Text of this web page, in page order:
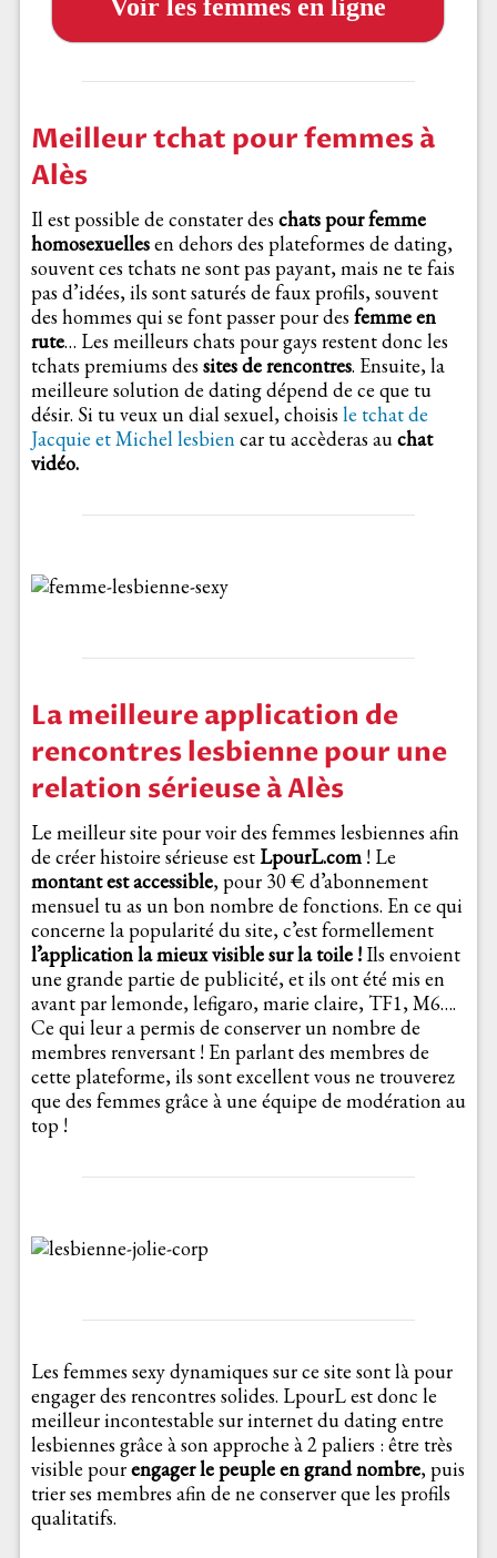
Voir les femmes en ligne
Meilleur tchat pour femmes à
Alès
Il est possible de constater des chats pour femme
homosexuellesen dehors des plateformes de dating,
souvent ces tchats ne sont pas payant, mais ne te fais
pas d’idées, ils sont saturés de faux profils, souvent
des hommes qui se font passer pour des femme en
rute… Les meilleurs chats pour gays restent donc les
tchats premiums des sites de rencontres. Ensuite, la
meilleure solution de dating dépend de ce que tu
désir. Si tu veux un dial sexuel, choisis le tchat de
Jacquie et Michel lesbiencar tu accèderas auchat
vidéo.
La meilleure application de
rencontres lesbienne pour une
relation sérieuse à Alès
Le meilleur site pour voir des femmes lesbiennes afin
de créer histoire sérieuse estLpourL.com! Le
montant est accessible, pour 30 € d’abonnement
mensuel tu as un bon nombre de fonctions. En ce qui
concerne la popularité du site, c’est formellement
l’application la mieux visible sur la toile !Ils envoient
une grande partie de publicité, et ils ont été mis en
avant par lemonde, lefigaro, marie claire, TF1, M6….
Ce qui leur a permis de conserver un nombre de
membres renversant ! En parlant des membres de
cette plateforme, ils sont excellent vous ne trouverez
que des femmes grâce à une équipe de modération au
top !
Les femmes sexy dynamiques sur ce site sont là pour
engager des rencontres solides. LpourL est donc le
meilleur incontestable sur internet du dating entre
lesbiennes grâce à son approche à 2 paliers : être très
visible pourengager le peuple en grand nombre, puis
trier ses membres afin de ne conserver que les profils
qualitatifs.